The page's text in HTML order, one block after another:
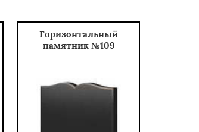
Горизонтальный
памятник №109